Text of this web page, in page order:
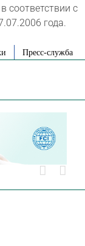
соответствии с
года.
Пресс-служба